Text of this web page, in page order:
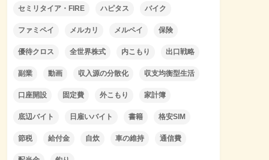
セミリタイア・FIRE ハピタス バイク
ファミペイ メルカリ メルペイ 保険
優待クロス 全世界株式 内こもり 出口戦略
副業 動画 収入源の分散化 収支均衡型生活
口座開設 固定費 外こもり 家計簿
底辺バイト 日雇いバイト 書籍 格安SIM
節税 給付金 自炊 車の維持 通信費